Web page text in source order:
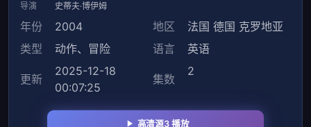
导演
史蒂夫·博伊姆
年份 2004 地区 法国 德国 克罗地亚
类型
动作、 冒险 语言 英语
更新
2025-12-18
00:07:25
集数
2
高清源3 播放